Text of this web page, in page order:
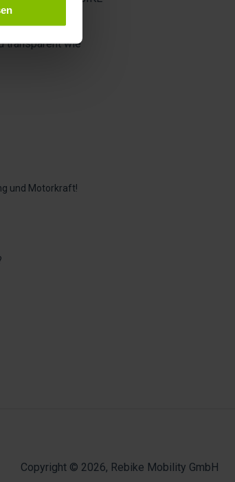
transparent wie
und Motorkraft!
Copyright © 2026, Rebike Mobility GmbH